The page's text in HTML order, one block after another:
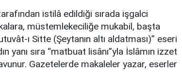
istilâ edildiği sırada işgalci
müstemlekeciliğe mukabil, başta
ı Sitte (Şeytanın altı aldatması)” eseri
yanı sıra “matbuat lisânı”yla İslâmın izzet
Gazetelerde makaleler yazar, eserler